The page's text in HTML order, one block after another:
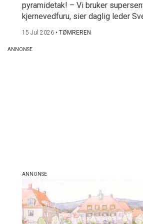
pyramidetak! – Vi bruker
kjernevedfuru, sier daglig leder
15 Jul 2026 • TØMREREN